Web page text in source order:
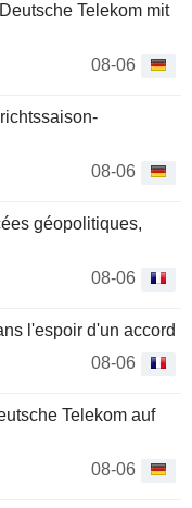
Telekom mit
08-06
08-06
géopolitiques,
08-06
l'espoir d'un accord
08-06
Telekom auf
08-06